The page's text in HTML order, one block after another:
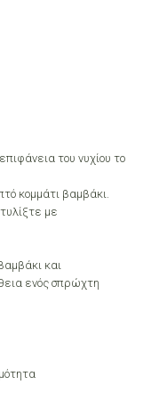
του νυχίου το
κομμάτι βαμβάκι.
με
και
ενός σπρώχτη